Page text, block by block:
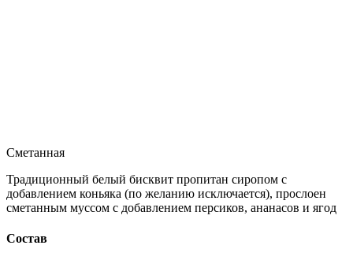
Сметанная
Традиционный белый бисквит пропитан сиропом с
добавлением коньяка (по желанию исключается), прослоен
сметанным муссом с добавлением персиков, ананасов и ягод
Состав